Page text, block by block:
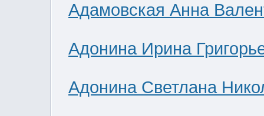
Адамовская Анна
Адонина Ирина
Адонина Светлана